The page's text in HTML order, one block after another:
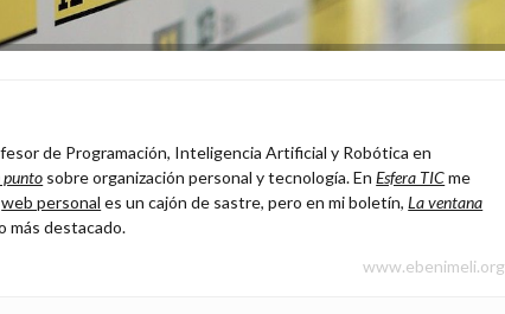
de Programación, Inteligencia Artificial y Robótica en
punto sobre organización personal y tecnología. EnEsfera TICme
web personal es un cajón de sastre, pero en mi boletín,La ventana
más destacado.
www.ebenimeli.org